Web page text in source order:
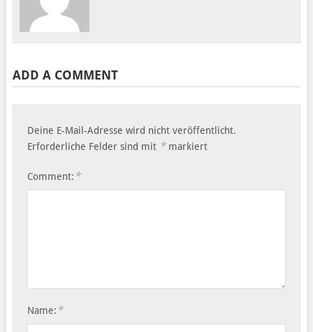
ADD A COMMENT
Deine E-Mail-Adresse wird nicht veröffentlicht.
Erforderliche Felder sind mit *markiert
Comment: *
Name: *